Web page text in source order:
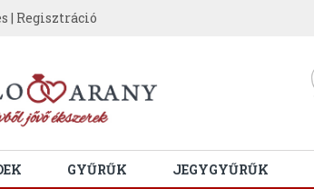
| Regisztráció
GYŰRŰK JEGYGYŰRŰK